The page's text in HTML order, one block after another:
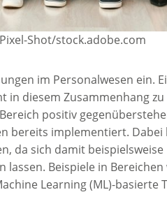
Shot/stock.adobe.com
im Personalwesen ein.
in diesem Zusammenhang
positiv
bereits implementiert.
da sich damit
Beispiele in
Learning (ML)-basierte